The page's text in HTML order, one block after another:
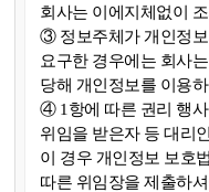
회사는 이에지체없이
③ 정보주체가 개인정
요구한 경우에는 회사
당해 개인정보를 이용
④ 1항에 따른 권리 행
위임을 받은자 등 대리
이 경우 개인정보 보호
따른 위임장을 제출하